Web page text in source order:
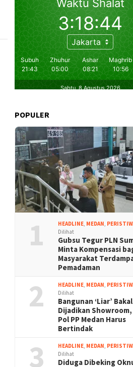
POPULER
1 HEADLINE, MEDAN,
Dilihat
Gubsu Tegur PLN
Minta Kompensasi
Masyarakat
Pemadaman
2 HEADLINE, MEDAN,
Dilihat
Bangunan ‘Liar’ Bakal
Dijadikan Showroom,
Pol PP Medan Harus
Bertindak
3 HEADLINE, MEDAN,
Dilihat
Diduga Dibeking